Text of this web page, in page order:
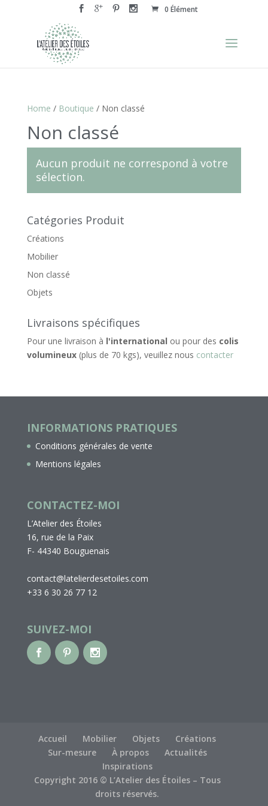
0 Élément
Home / Boutique / Non classé
Non classé
Aucun produit ne correspond à votre
sélection.
Catégories Produit
Créations
Mobilier
Non classé
Objets
Livraisons spécifiques
Pour une livraison à l'international ou pour des colis
volumineux(plus de 70 kgs), veuillez nous contacter
INFORMATIONS PRATIQUES
Conditions générales de vente
Mentions légales
CONTACTEZ-MOI
L’Atelier des Étoiles
16, rue de la Paix
F- 44340 Bouguenais
contact@latelierdesetoiles.com
+33 6 30 26 77 12
SUIVEZ-MOI
Accueil Mobilier Objets
Créations
Sur-mesure
À propos
Actualités
Inspirations
Copyright 2016 © L’Atelier des Étoiles – Tous
droits réservés.